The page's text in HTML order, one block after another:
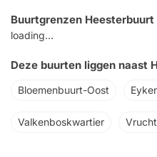
Buurtgrenzen Heesterbuurt
loading...
Deze buurten liggen naast
Bloemenbuurt-Oost
Valkenboskwartier